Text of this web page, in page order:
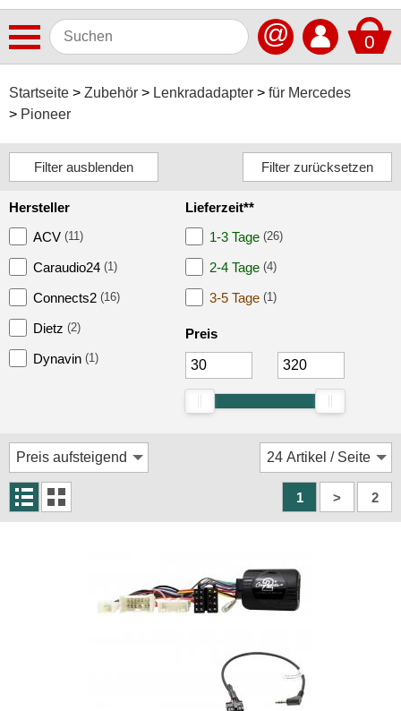
0
@
Startseite Zubehör Lenkradadapter
für Mercedes
Pioneer
Autoradios
Dashcams
Freisprechanlagen
Lautsprecher
Multimedia
Navigationssoftware
Navigationssysteme
Soundprozessoren
Subwoofer
Verstärker
Hersteller
ACV (11)
Caraudio24 (1)
Connects2 (16)
Dietz (2)
Dynavin (1)
Lieferzeit**
1-3 Tage (26)
2-4 Tage (4)
3-5 Tage (1)
Preis
1 > 2